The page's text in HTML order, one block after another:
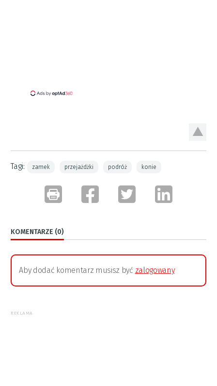
Tagi: zamek przejażdżki podróż konie
KOMENTARZE (0)
Aby dodać komentarz musisz być zalogowany
REKLAMA